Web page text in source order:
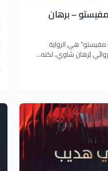
مفيستو – برهان
مفيستو” هي الرواية
بُرهان شاوي، لكنه...